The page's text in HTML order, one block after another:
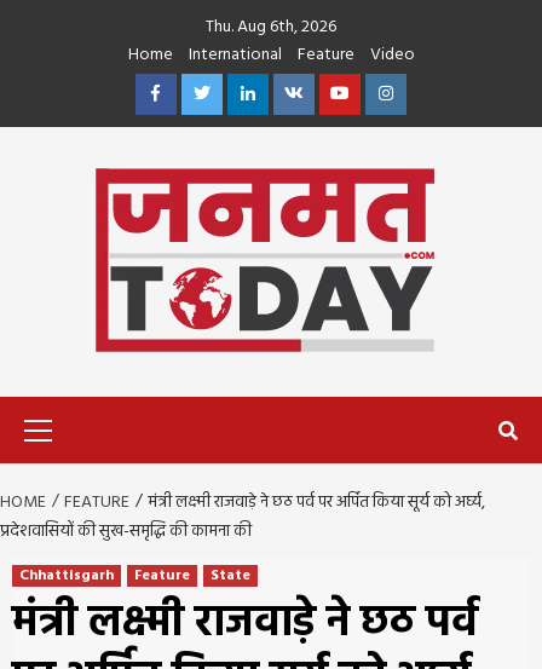
Thu. Aug 6th, 2026
Home
International Feature
Video
FacebookTwitterLinkedin
VK YoutubeInstagram
HOME FEATURE
मंत्री लक्ष्मी राजवाड़े ने छठ पर्व पर अर्पित किया सूर्य को अर्घ्य,
प्रदेशवासियों की सुख-समृद्धि की कामना की
Chhattisgarh Feature State
मंत्री लक्ष्मी राजवाड़े ने छठ पर्व